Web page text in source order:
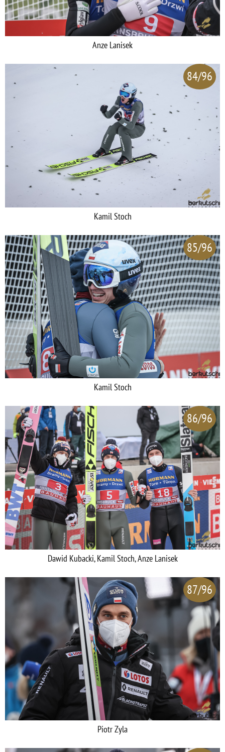
Anze Lanisek
84/96
Kamil Stoch
85/96
Kamil Stoch
86/96
Dawid Kubacki, Kamil Stoch, Anze Lanisek
87/96
Piotr Zyla